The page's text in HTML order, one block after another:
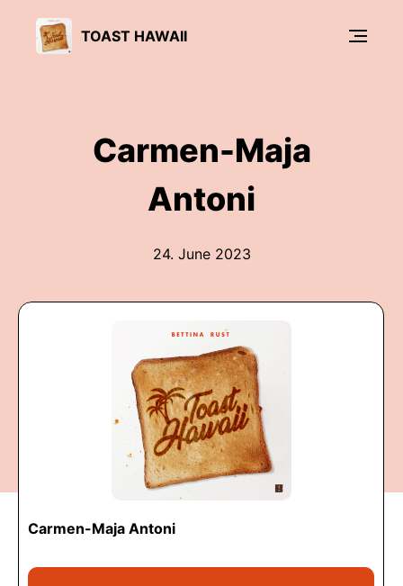
TOAST HAWAII
Carmen-Maja
Antoni
24. June 2023